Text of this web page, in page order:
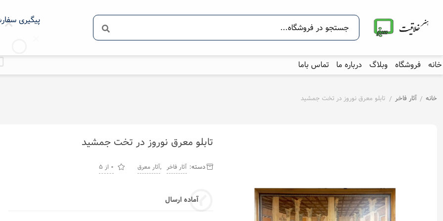
پیگیری
خانه فروشگاه وبلاگ درباره ما تماس باما
خانه / آثار فاخر / تابلو معرق نوروز در تخت جمشید
تابلو معرق نوروز در تخت جمشید
دسته: آثار فاخر ,آثار معرق 0 از 5
آماده ارسال